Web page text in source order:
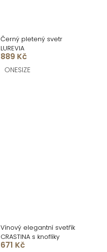
Černý pletený svetr
LUREVIA
889 Kč
ONESIZE
Vínový elegantní svetřík
CRASTINA s knoflíky
671 Kč